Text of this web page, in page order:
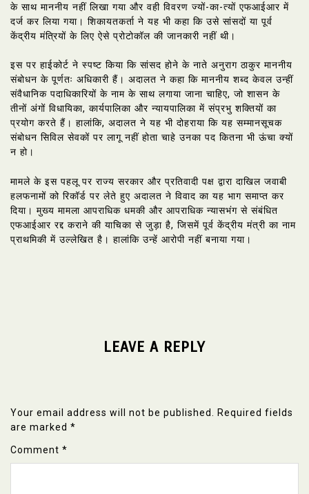
के साथ माननीय नहीं लिखा गया और वही विवरण ज्यों-का-त्यों एफआईआर में
दर्ज कर लिया गया। शिकायतकर्ता ने यह भी कहा कि उसे सांसदों या पूर्व
केंद्रीय मंत्रियों के लिए ऐसे प्रोटोकॉल की जानकारी नहीं थी।
इस पर हाईकोर्ट ने स्पष्ट किया कि सांसद होने के नाते अनुराग ठाकुर माननीय
संबोधन के पूर्णतः अधिकारी हैं। अदालत ने कहा कि माननीय शब्द केवल उन्हीं
संवैधानिक पदाधिकारियों के नाम के साथ लगाया जाना चाहिए, जो शासन के
तीनों अंगों विधायिका, कार्यपालिका और न्यायपालिका में संप्रभु शक्तियों का
प्रयोग करते हैं। हालांकि, अदालत ने यह भी दोहराया कि यह सम्मानसूचक
संबोधन सिविल सेवकों पर लागू नहीं होता चाहे उनका पद कितना भी ऊंचा क्यों
न हो।
मामले के इस पहलू पर राज्य सरकार और प्रतिवादी पक्ष द्वारा दाखिल जवाबी
हलफनामों को रिकॉर्ड पर लेते हुए अदालत ने विवाद का यह भाग समाप्त कर
दिया। मुख्य मामला आपराधिक धमकी और आपराधिक न्यासभंग से संबंधित
एफआईआर रद्द कराने की याचिका से जुड़ा है, जिसमें पूर्व केंद्रीय मंत्री का नाम
प्राथमिकी में उल्लेखित है। हालांकि उन्हें आरोपी नहीं बनाया गया।
LEAVE A REPLY
Your email address will not be published. Required fields
are marked *
Comment *